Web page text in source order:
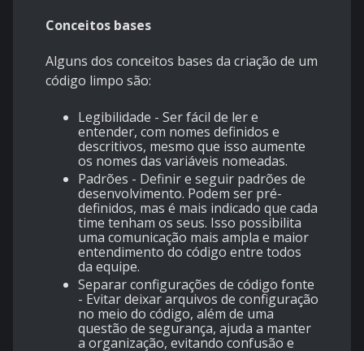
Conceitos bases
Alguns dos conceitos bases da criação de um
código limpo são:
Legibilidade - Ser fácil de ler e
entender, com nomes definidos e
descritivos, mesmo que isso aumente
os nomes das variáveis nomeadas.
Padrões - Definir e seguir padrões de
desenvolvimento. Podem ser pré-
definidos, mas é mais indicado que cada
time tenham os seus. Isso possibilita
uma comunicação mais ampla e maior
entendimento do código entre todos
da equipe.
Separar configurações de código fonte
- Evitar deixar arquivos de configuração
no meio do código, além de uma
questão de segurança, ajuda a manter
a organização, evitando confusão e